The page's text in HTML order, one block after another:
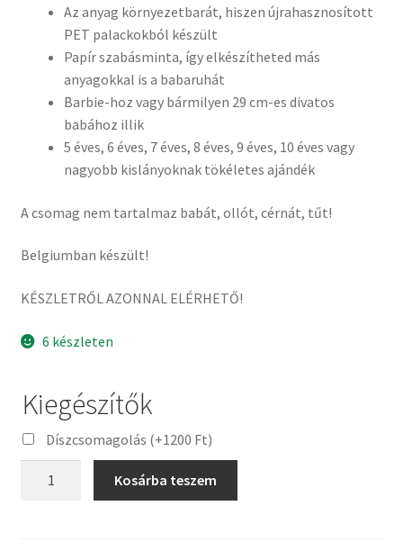
Az anyag környezetbarát, hiszen újrahasznosított
PET palackokból készült
Papír szabásminta, így elkészítheted más
anyagokkal is a babaruhát
Barbie-hoz vagy bármilyen 29 cm-es divatos
babához illik
5 éves, 6 éves, 7 éves, 8 éves, 9 éves, 10 éves vagy
nagyobb kislányoknak tökéletes ajándék
A csomag nem tartalmaz babát, ollót, cérnát, tűt!
Belgiumban készült!
KÉSZLETRŐL AZONNAL ELÉRHETŐ!
6 készleten
Kiegészítők
Díszcsomagolás (+1200 Ft)
Kosárba teszem